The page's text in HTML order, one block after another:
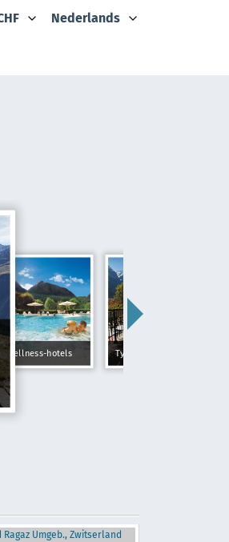
Nederlands
Wellness-hotels Typically Swiss Hotels